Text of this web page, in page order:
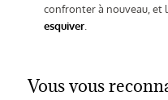
confronter à nouveau, et
esquiver.
Vous vous